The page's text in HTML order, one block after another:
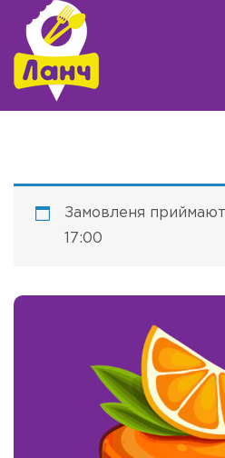
Замовленя
17:00